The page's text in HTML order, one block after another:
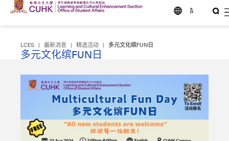
简
LCES | 最新消息 | 精选活动 | 多元文化缤FUN日
多元文化缤FUN日